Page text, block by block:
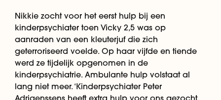
Nikkie zocht voor het eerst hulp bij een
kinderpsychiater toen Vicky 2,5 was op
aanraden van een kleuterjuf die zich
geterroriseerd voelde. Op haar vijfde en tiende
werd ze tijdelijk opgenomen in de
kinderpsychiatrie. Ambulante hulp volstaat al
lang niet meer. ‘Kinderpsychiater Peter
Adriaenssens heeft extra hulp voor ons gezocht,